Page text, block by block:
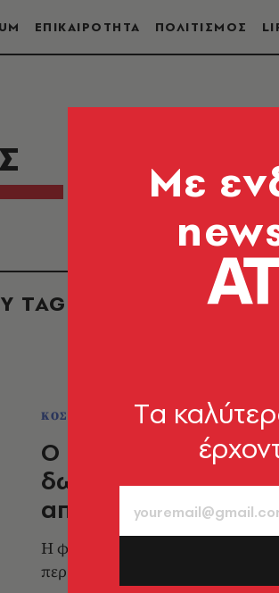
ΕΠΙΚΑΙΡΟΤΗΤΑ ΠΟΛΙΤΙΣΜΟΣ
TAG
ΚΟΣΜΟΣ
Ο Γουόρεν Μπάφετ
δωρεές στο Ίδρυμα
αποκαλύψεις για
Η φετινή ετήσια φιλανθρωπική
περίπου 6 δισ. δολάρια
Mε
Tα